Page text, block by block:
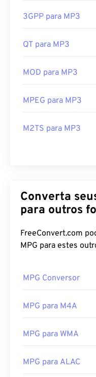
3GPP para MP3
QT para MP3
MOD para MP3
MPEG para MP3
M2TS para MP3
Converta seus
para outros
FreeConvert.com
MPG para estes
MPG Conversor
MPG para M4A
MPG para WMA
MPG para ALAC